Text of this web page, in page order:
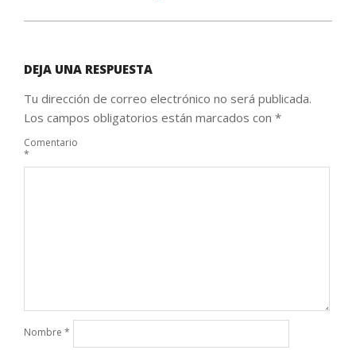
DEJA UNA RESPUESTA
Tu dirección de correo electrónico no será publicada.
Los campos obligatorios están marcados con *
Comentario
*
Nombre *